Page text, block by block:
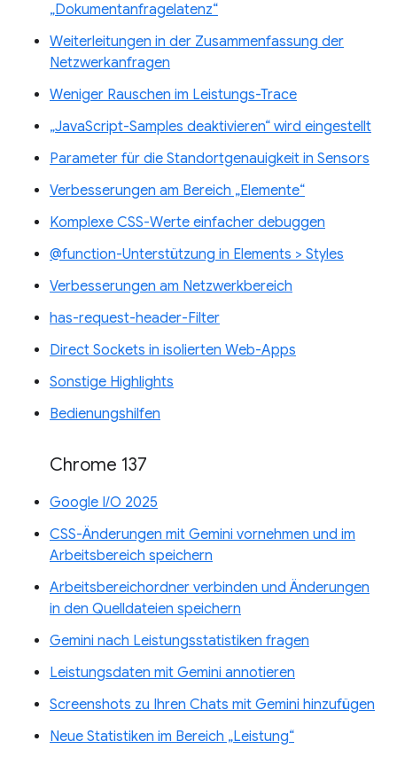
„Dokumentanfragelatenz“
Weiterleitungen in der Zusammenfassung der
Netzwerkanfragen
Weniger Rauschen im Leistungs-Trace
„JavaScript-Samples deaktivieren“ wird eingestellt
Parameter für die Standortgenauigkeit in Sensors
Verbesserungen am Bereich „Elemente“
Komplexe CSS-Werte einfacher debuggen
@function-Unterstützung in Elements > Styles
Verbesserungen am Netzwerkbereich
has-request-header-Filter
Direct Sockets in isolierten Web-Apps
Sonstige Highlights
Bedienungshilfen
Chrome 137
Google I/O 2025
CSS-Änderungen mit Gemini vornehmen und im
Arbeitsbereich speichern
Arbeitsbereichordner verbinden und Änderungen
in den Quelldateien speichern
Gemini nach Leistungsstatistiken fragen
Leistungsdaten mit Gemini annotieren
Screenshots zu Ihren Chats mit Gemini hinzufügen
Neue Statistiken im Bereich „Leistung“